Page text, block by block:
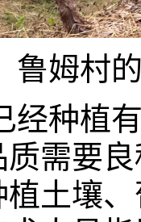
鲁姆村
经种植
需要
土壤